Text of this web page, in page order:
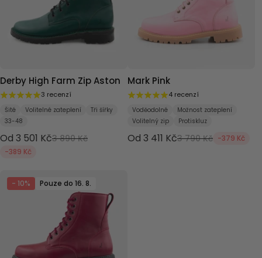
Derby High Farm Zip Aston
3 recenzí
Šité Volitelné zateplení
Tři šířky
33-48
Od 3 501 Kč3 890 Kč
-389 Kč
Mark Pink
4 recenzí
Voděodolné
Možnost zateplení
Volitelný zip
Protiskluz
Od 3 411 Kč3 790 Kč -379 Kč
- 10% Pouze do 16. 8.